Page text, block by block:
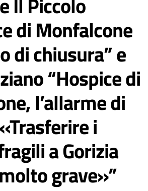
di Monfalcone
di chiusura” e
“Hospice di
l’allarme di
i
a Gorizia
grave»”